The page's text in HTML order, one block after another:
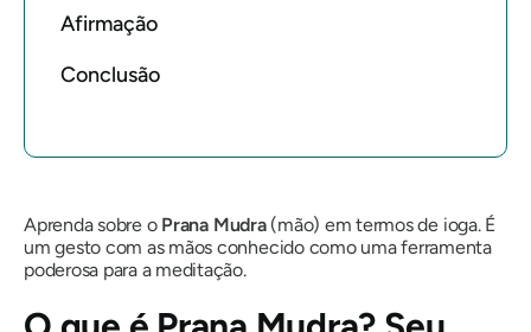
Afirmação
Conclusão
Aprenda sobre o Prana Mudra(mão) em termos de ioga. É
um gesto com as mãos conhecido como uma ferramenta
poderosa para a meditação.